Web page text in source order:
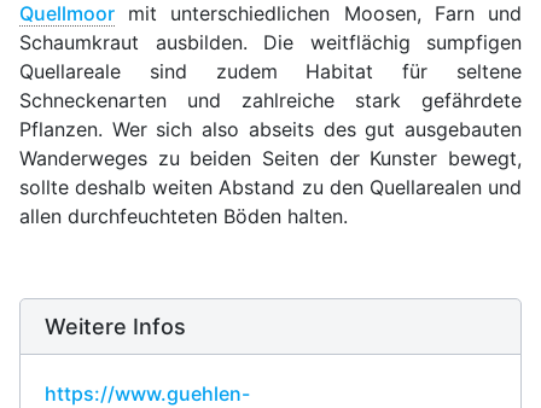
Quellmoor mit unterschiedlichen Moosen, Farn und
Schaumkraut ausbilden. Die weitflächig sumpfigen
Quellareale sind zudem Habitat für seltene
Schneckenarten und zahlreiche stark gefährdete
Pflanzen. Wer sich also abseits des gut ausgebauten
Wanderweges zu beiden Seiten der Kunster bewegt,
sollte deshalb weiten Abstand zu den Quellarealen und
allen durchfeuchteten Böden halten.
Weitere Infos
https://www.guehlen-